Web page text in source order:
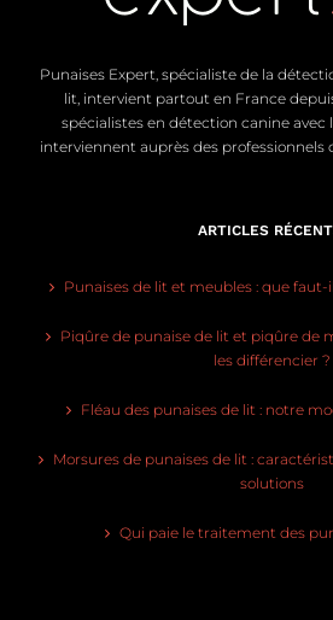
Punaises Expert, spécialiste de la
lit, intervient partout en France
spécialistes en détection canine avec
interviennent auprès des professionnels
ARTICLES
Punaises de lit et meubles : que faut-
Piqûre de punaise de lit et piqûre de
les différencier ?
Fléau des punaises de lit : notre
Morsures de punaises de lit :
solutions
Qui paie le traitement des